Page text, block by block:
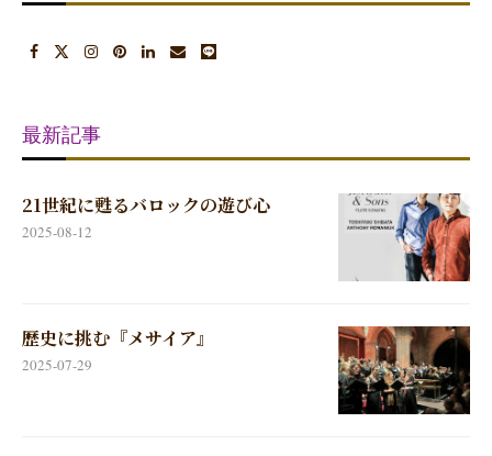
最新記事
21世紀に甦るバロックの遊び心
2025-08-12
歴史に挑む『メサイア』
2025-07-29